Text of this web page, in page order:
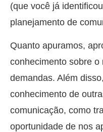
(que você já
planejamento de
Quanto apuramos,
conhecimento sobre
demandas. Além
conhecimento de
comunicação, como
oportunidade de nos